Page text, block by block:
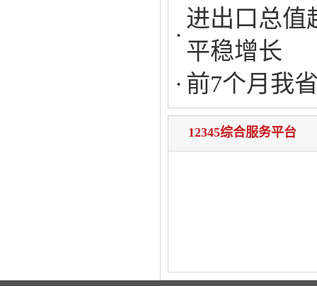
进出口总值
平稳增长
前7个月我
12345综合服务平台